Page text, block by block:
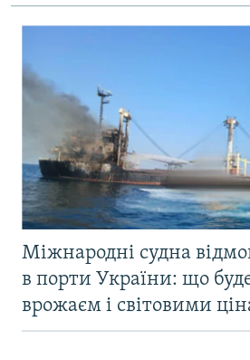
Міжнародні судна
в порти України: що
врожаєм і світовими